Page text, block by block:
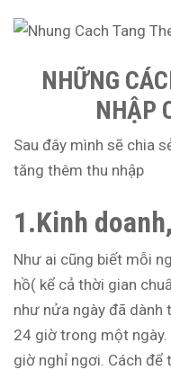
NHỮNG
NHẬP
Sau đây mình sẽ chia
tăng thêm thu nhập
1.Kinh
Như ai cũng biết mỗi
hồ( kể cả thời gian
như nửa ngày đã dành
24 giờ trong một
giờ nghỉ ngơi. Cách để